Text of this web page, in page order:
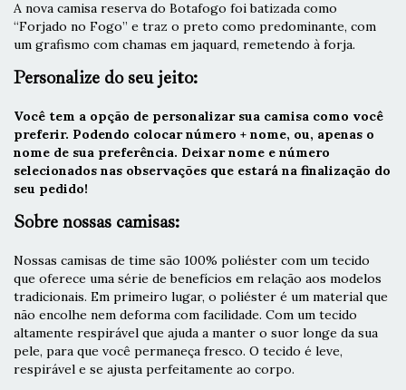
A nova camisa reserva do Botafogo foi batizada como
“Forjado no Fogo” e traz o preto como predominante, com
um grafismo com chamas em jaquard, remetendo à forja.
Personalize do seu jeito:
Você tem a opção de personalizar sua camisa como você
preferir. Podendo colocar número + nome, ou, apenas o
nome de sua preferência. Deixar nome e número
selecionados nas observações que estará na finalização do
seu pedido!
Sobre nossas camisas:
Nossas camisas de time são 100% poliéster com um tecido
que oferece uma série de benefícios em relação aos modelos
tradicionais. Em primeiro lugar, o poliéster é um material que
não encolhe nem deforma com facilidade. Com um tecido
altamente respirável que ajuda a manter o suor longe da sua
pele, para que você permaneça fresco. O tecido é leve,
respirável e se ajusta perfeitamente ao corpo.